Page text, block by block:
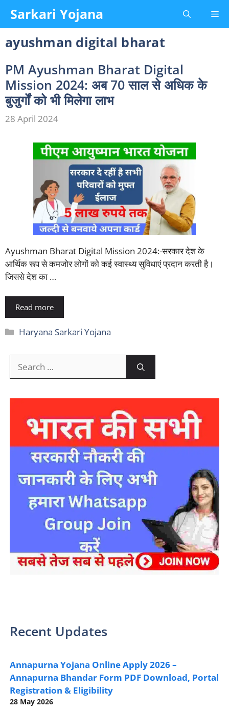
content
Sarkari Yojana
ayushman digital bharat
PM Ayushman Bharat Digital
Mission 2024: अब 70 साल से अधिक के
बुजुर्गों को भी मिलेगा लाभ
28 April 2024
Ayushman Bharat Digital Mission 2024:-सरकार देश के
आर्थिक रूप से कमजोर लोगों को कई स्वास्थ्य सुविधाएं प्रदान करती है।
जिससे देश का …
Read more
Categories
Haryana Sarkari Yojana
for:
Recent Updates
Annapurna Yojana Online Apply 2026 –
Annapurna Bhandar Form PDF Download, Portal
Registration & Eligibility
28 May 2026